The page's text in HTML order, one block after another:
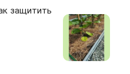
защитить